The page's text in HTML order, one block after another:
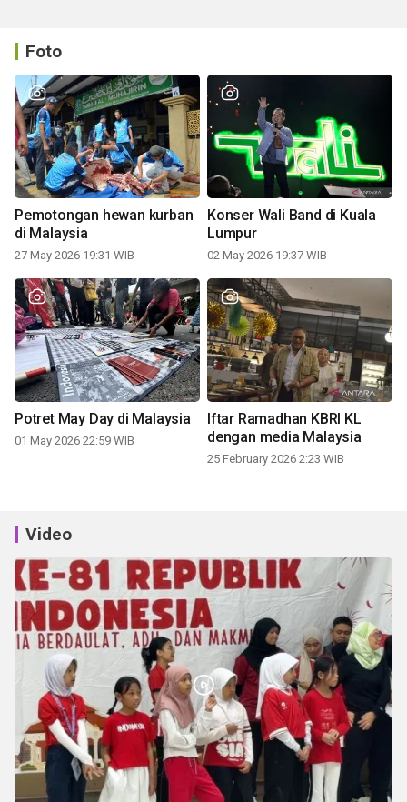
Foto
Pemotongan hewan kurban
di Malaysia
27 May 2026 19:31 WIB
Konser Wali Band di Kuala
Lumpur
02 May 2026 19:37 WIB
Potret May Day di Malaysia
01 May 2026 22:59 WIB
Iftar Ramadhan KBRI KL
dengan media Malaysia
25 February 2026 2:23 WIB
Video